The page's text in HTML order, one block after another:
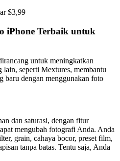
$3,99
iPhone Terbaik untuk
untuk meningkatkan
lain, seperti Mextures, membantu
baru dengan menggunakan foto
dan saturasi, dengan fitur
mengubah fotografi Anda. Anda
grain, cahaya bocor, preset film,
tanpa batas. Tentu saja, Anda